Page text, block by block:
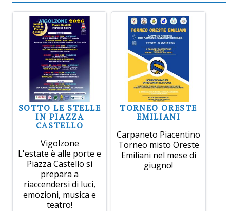
SOTTO LE STELLE
IN PIAZZA
CASTELLO
Vigolzone
L'estate è alle porte e
Piazza Castello si
prepara a
riaccendersi di luci,
emozioni, musica e
teatro!
TORNEO ORESTE
EMILIANI
Carpaneto Piacentino
Torneo misto Oreste
Emiliani nel mese di
giugno!